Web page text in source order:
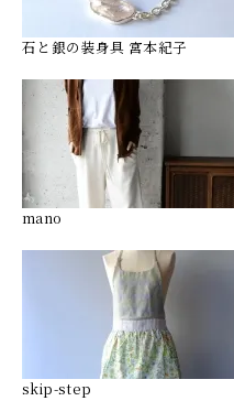
石と銀の装身具 宮本紀子
mano
skip-step